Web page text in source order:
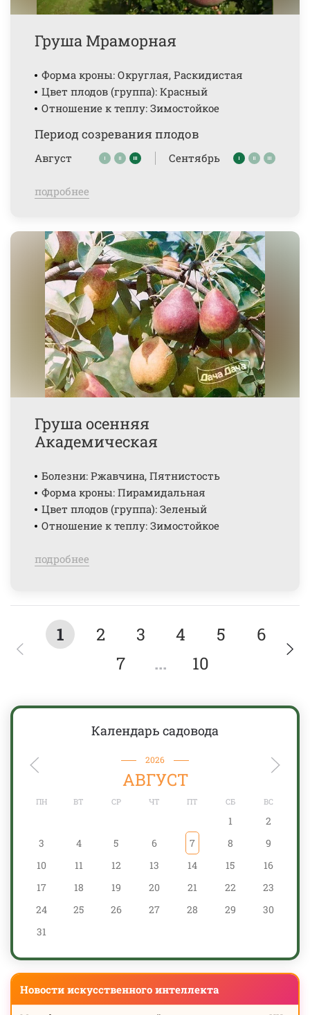
Груша Мраморная
Форма кроны: Округлая, Раскидистая
Цвет плодов (группа): Красный
Отношение к теплу: Зимостойкое
Период созревания плодов
Август Сентябрь
подробнее
Груша осенняя
Академическая
Болезни: Ржавчина, Пятнистость
Форма кроны: Пирамидальная
Цвет плодов (группа): Зеленый
Отношение к теплу: Зимостойкое
подробнее
1 2 3 4 5
6
7
... 10
Календарь садовода
2026
АВГУСТ
ПН ВТ СР ЧТ ПТ СБ ВС
1
2
3
4 5 6 7 8
9
10
11 12 13 14 15
16
17
18 19 20 21 22
23
24
25 26 27 28 29
30
31
Новости искусственного интеллекта